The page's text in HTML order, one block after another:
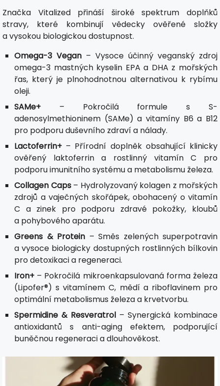
Značka Vitalized přináší široké spektrum doplňků
stravy, které kombinují vědecky ověřené složky
a vysokou biologickou dostupnost.
Omega-3 Vegan – Vysoce účinný veganský zdroj
omega-3 mastných kyselin EPA a DHA z mořských
řas, který je plnohodnotnou alternativou k rybímu
oleji.
SAMe+ – Pokročilá formule s S-
adenosylmethioninem (SAMe) a vitamíny B6 a B12
pro podporu duševního zdraví a nálady.
Lactoferrin+ – Přírodní doplněk obsahující klinicky
ověřený laktoferrin a rostlinný vitamín C pro
podporu imunitního systému a metabolismu železa.
Collagen Caps– Hydrolyzovaný kolagen z mořských
zdrojů a vaječných skořápek, obohacený o vitamín
C a zinek pro podporu zdravé pokožky, kloubů
a pohybového aparátu.
Greens & Protein – Směs zelených superpotravin
a vysoce biologicky dostupných rostlinných bílkovin
pro detoxikaci a regeneraci.
Iron+ – Pokročilá mikroenkapsulovaná forma železa
(Lipofer®) s vitamínem C, mědí a riboflavinem pro
optimální metabolismus železa a krvetvorbu.
Spermidine & Resveratrol – Synergická kombinace
antioxidantů s anti-aging efektem, podporující
buněčnou regeneraci a dlouhověkost.